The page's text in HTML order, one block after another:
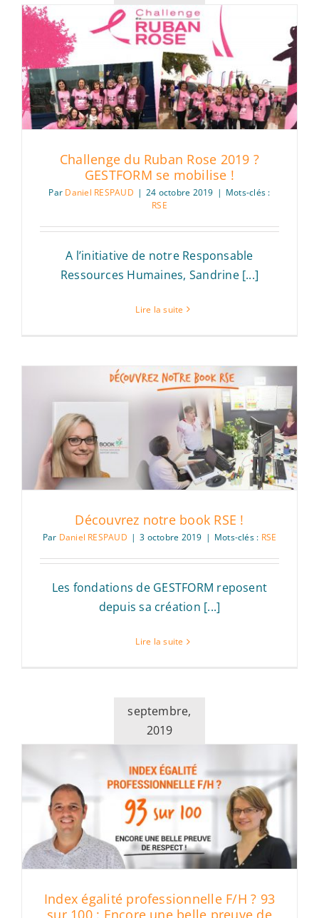
Challenge du Ruban Rose 2019 ?
GESTFORM se mobilise !
Par Daniel RESPAUD | 24 octobre 2019 | Mots-clés :
RSE
A l’initiative de notre Responsable
Ressources Humaines, Sandrine [...]
Lire la suite
Découvrez notre book RSE !
Par Daniel RESPAUD | 3 octobre 2019 | Mots-clés : RSE
Les fondations de GESTFORM reposent
depuis sa création [...]
Lire la suite
septembre,
2019
Index égalité professionnelle F/H ? 93
sur 100 : Encore une belle preuve de